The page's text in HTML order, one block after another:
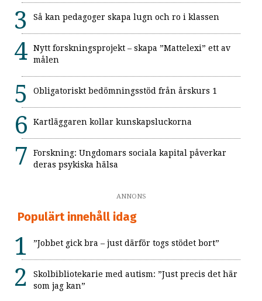
Så kan pedagoger skapa lugn och ro i klassen
Nytt forskningsprojekt – skapa ”Mattelexi” ett av
målen
Obligatoriskt bedömningsstöd från årskurs 1
Kartläggaren kollar kunskapsluckorna
Forskning: Ungdomars sociala kapital påverkar
deras psykiska hälsa
ANNONS
Populärt innehåll idag
”Jobbet gick bra – just därför togs stödet bort”
Skolbibliotekarie med autism: ”Just precis det här
som jag kan”